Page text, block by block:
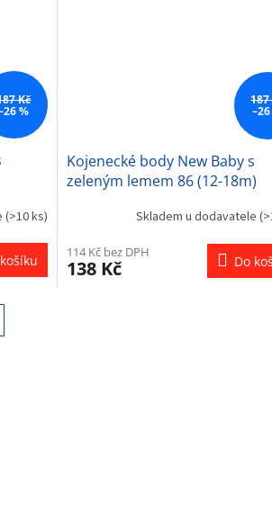
Kč
%
(>10 ks)
187
Kojenecké body New Baby s
zeleným lemem 86 (12-18m)
Skladem u dodavatele
114 Kč bez DPH
138 Kč Do